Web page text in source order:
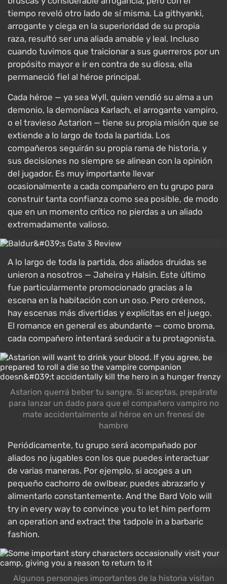
tiempo reveló otro lado de sí misma. La githyanki,
arrogante y ciega en la superioridad de su propia
raza, resultó ser una aliada amable y leal. Incluso
cuando tuvimos que traicionar a sus guerreros por un
propósito mayor e ir en contra de su diosa, ella
permaneció fiel al héroe principal.
Cada héroe — ya sea Wyll, quien vendió su alma a un
demonio, la demoníaca Karlach, el arrogante vampiro,
o el travieso Astarion — tiene su propia misión que se
extiende a lo largo de toda la partida. Los
compañeros seguirán su propia rama de historia, y
sus decisiones no siempre se alinean con la opinión
del jugador. Es muy importante llevar
ocasionalmente a cada compañero en tu grupo para
construir tanta confianza como sea posible, de modo
que en un momento crítico no pierdas a un aliado
extremadamente valioso.
A lo largo de toda la partida, dos aliados druidas se
unieron a nosotros — Jaheira y Halsin. Este último
fue particularmente promocionado gracias a la
escena en la habitación con un oso. Pero créenos,
hay escenas más divertidas y explícitas en el juego.
El romance en general es abundante — como broma,
cada compañero intentará seducir a tu protagonista.
Astarion querrá beber tu sangre. Si aceptas, prepárate
para lanzar un dado para que el compañero vampiro no
mate accidentalmente al héroe en un frenesí de
hambre
Periódicamente, tu grupo será acompañado por
aliados no jugables con los que puedes interactuar
de varias maneras. Por ejemplo, si acoges a un
pequeño cachorro de owlbear, puedes abrazarlo y
alimentarlo constantemente. And the Bard Volo will
try in every way to convince you to let him perform
an operation and extract the tadpole in a barbaric
fashion.
Algunos personajes importantes de la historia visitan